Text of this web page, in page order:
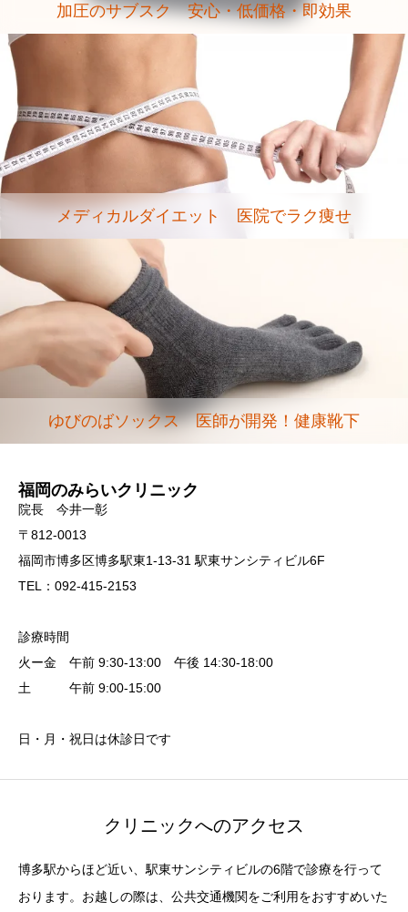
加圧のサブスク 安心・低価格・即効果
メディカルダイエット 医院でラク痩せ
ゆびのばソックス 医師が開発！健康靴下
福岡のみらいクリニック
院長 今井一彰
〒812-0013
福岡市博多区博多駅東1-13-31 駅東サンシティビル6F
TEL：092-415-2153
診療時間
火ー金 午前 9:30-13:00 午後 14:30-18:00
土 午前 9:00-15:00
日・月・祝日は休診日です
クリニックへのアクセス
博多駅からほど近い、駅東サンシティビルの6階で診療を行って
おります。お越しの際は、公共交通機関をご利用をおすすめいた